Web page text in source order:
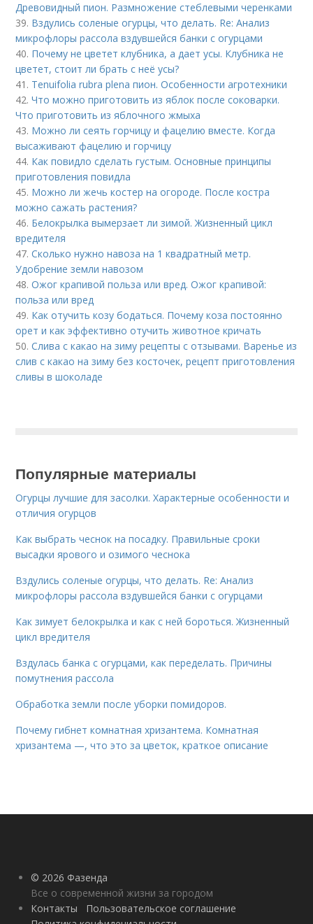
Древовидный пион. Размножение стеблевыми черенками
39. Вздулись соленые огурцы, что делать. Re: Анализ
микрофлоры рассола вздувшейся банки с огурцами
40. Почему не цветет клубника, а дает усы. Клубника не
цветет, стоит ли брать с неё усы?
41. Tenuifolia rubra plena пион. Особенности агротехники
42.Что можно приготовить из яблок после соковарки.
Что приготовить из яблочного жмыха
43. Можно ли сеять горчицу и фацелию вместе. Когда
высаживают фацелию и горчицу
44. Как повидло сделать густым. Основные принципы
приготовления повидла
45. Можно ли жечь костер на огороде. После костра
можно сажать растения?
46. Белокрылка вымерзает ли зимой. Жизненный цикл
вредителя
47.Сколько нужно навоза на 1 квадратный метр.
Удобрение земли навозом
48.Ожог крапивой польза или вред. Ожог крапивой:
польза или вред
49. Как отучить козу бодаться. Почему коза постоянно
орет и как эффективно отучить животное кричать
50.Слива с какао на зиму рецепты с отзывами. Варенье из
слив с какао на зиму без косточек, рецепт приготовления
сливы в шоколаде
Популярные материалы
Огурцы лучшие для засолки. Характерные особенности и
отличия огурцов
Как выбрать чеснок на посадку. Правильные сроки
высадки ярового и озимого чеснока
Вздулись соленые огурцы, что делать. Re: Анализ
микрофлоры рассола вздувшейся банки с огурцами
Как зимует белокрылка и как с ней бороться. Жизненный
цикл вредителя
Вздулась банка с огурцами, как переделать. Причины
помутнения рассола
Обработка земли после уборки помидоров.
Почему гибнет комнатная хризантема. Комнатная
хризантема —, что это за цветок, краткое описание
© 2026 Фазенда
Все о современной жизни за городом
Контакты
Пользовательское соглашение